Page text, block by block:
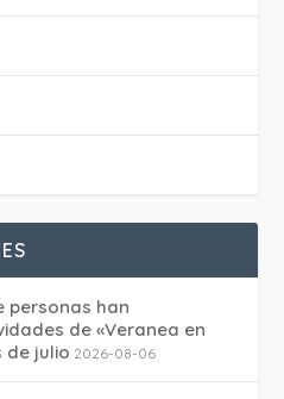
personas han
de «Veranea en
de julio 2026-08-06